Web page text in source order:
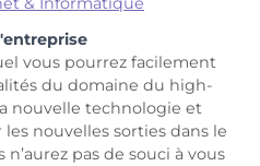
vous pourrez facilement
du domaine du high-
nouvelle technologie et
nouvelles sorties dans le
pas de souci à vous